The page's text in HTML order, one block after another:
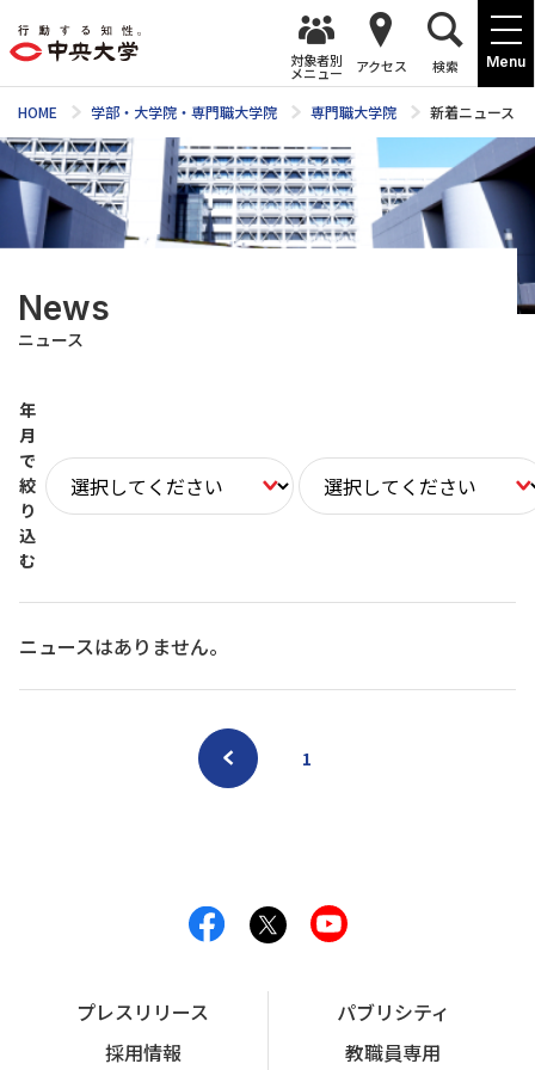
Menu
対象者別
メニュー アクセス 検索
HOME 学部・大学院・専門職大学院 専門職大学院 新着ニュース
News
ニュース
年
月
で
絞
り
込
む
ニュースはありません。
1
プレスリリース
パブリシティ
採用情報
教職員専用